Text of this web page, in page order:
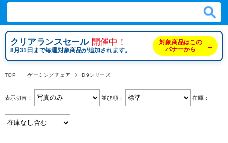
クリアランスセール 開催中！
8月31日まで毎週対象商品が追加されます。
対象商品はこの
バナーから
→
TOP ゲーミングチェア D9シリーズ
表示切替： 並び順： 在庫：